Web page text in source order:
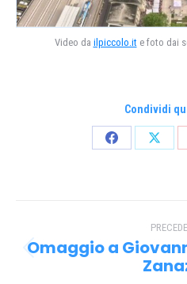
Video da ilpiccolo.it e foto dai
Condividi
Condividi
tra
Omaggio a